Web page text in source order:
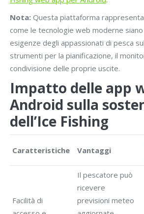
Nota: Questa piattaforma
come le tecnologie web moderne
esigenze degli appassionati di pesca
strumenti per la pianificazione, il
condivisione delle proprie uscite.
Impatto delle app
Android sulla
dell’Ice Fishing
Caratteristiche Vantaggi
Facilità di
Il pescatore può
ricevere
previsioni meteo